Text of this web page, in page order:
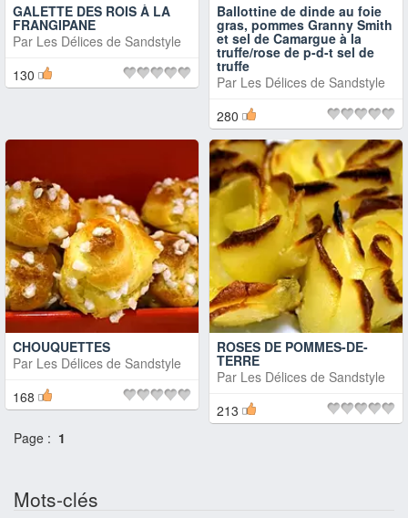
GALETTE DES ROIS À LA
FRANGIPANE
Par Les Délices de Sandstyle
130
Ballottine de dinde au foie
gras, pommes Granny Smith
et sel de Camargue à la
truffe/rose de p-d-t sel de
truffe
Par Les Délices de Sandstyle
280
CHOUQUETTES
Par Les Délices de Sandstyle
168
ROSES DE POMMES-DE-
TERRE
Par Les Délices de Sandstyle
213
Page : 1
Mots-clés